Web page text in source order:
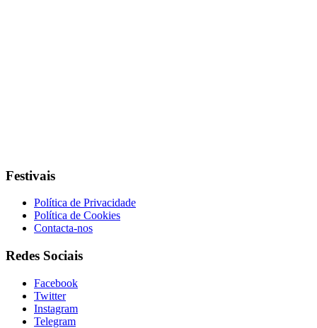
Festivais
Política de Privacidade
Política de Cookies
Contacta-nos
Redes Sociais
Facebook
Twitter
Instagram
Telegram